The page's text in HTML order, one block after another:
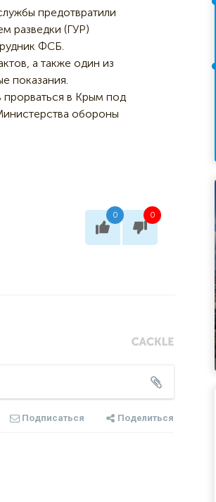
предотвратили
разведки (ГУР)
ФСБ.
а также один из
показания.
в Крым под
обороны
0 0
Подписаться Поделиться